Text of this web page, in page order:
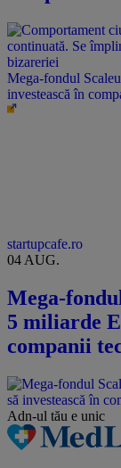
Mega-fondul
investească în
startupcafe.ro
04 AUG.
Mega-
5 miliarde
companii
Adn-ul tău e unic